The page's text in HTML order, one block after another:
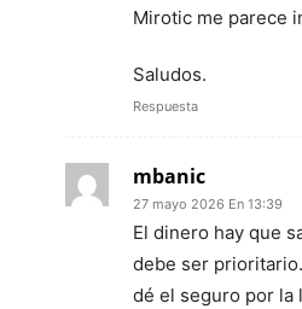
Mirotic me parece
Saludos.
Respuesta
mbanic
27 mayo 2026 En 13:39
El dinero hay que
debe ser
dé el seguro por la